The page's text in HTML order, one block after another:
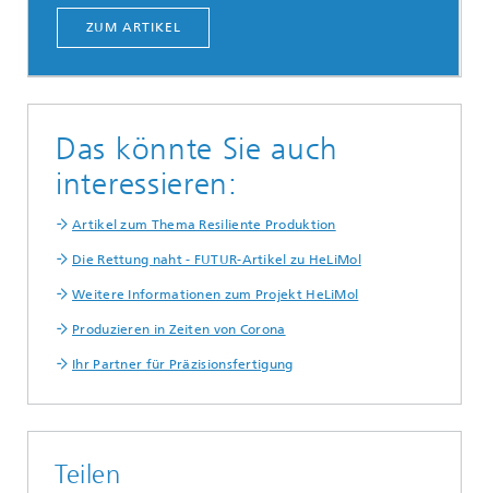
ZUM ARTIKEL
Das könnte Sie auch
interessieren:
Artikel zum Thema Resiliente Produktion
Die Rettung naht - FUTUR-Artikel zu HeLiMol
Weitere Informationen zum Projekt HeLiMol
Produzieren in Zeiten von Corona
Ihr Partner für Präzisionsfertigung
Teilen